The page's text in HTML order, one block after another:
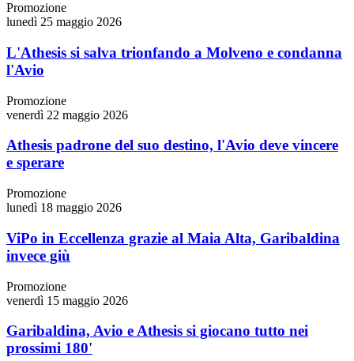
Promozione
lunedì 25 maggio 2026
L'Athesis si salva trionfando a Molveno e condanna
l'Avio
Promozione
venerdì 22 maggio 2026
Athesis padrone del suo destino, l'Avio deve vincere
e sperare
Promozione
lunedì 18 maggio 2026
ViPo in Eccellenza grazie al Maia Alta, Garibaldina
invece giù
Promozione
venerdì 15 maggio 2026
Garibaldina, Avio e Athesis si giocano tutto nei
prossimi 180'